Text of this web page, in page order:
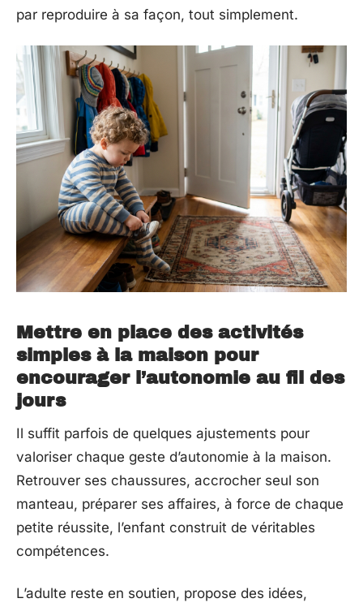
par reproduire à sa façon, tout simplement.
Mettre en place des activités
simples à la maison pour
encourager l’autonomie au fil des
jours
Il suffit parfois de quelques ajustements pour
valoriser chaque geste d’autonomie à la maison.
Retrouver ses chaussures, accrocher seul son
manteau, préparer ses affaires, à force de chaque
petite réussite, l’enfant construit de véritables
compétences.
L’adulte reste en soutien, propose des idées,